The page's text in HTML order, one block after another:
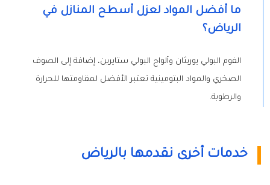
ما أفضل المواد لعزل أسطح المنازل في
الرياض؟
الفوم البولي يوريثان وألواح البولي ستايرين، إضافة إلى الصوف
الصخري والمواد البتومينية تعتبر الأفضل لمقاومتها للحرارة
والرطوبة.
خدمات أخرى نقدمها بالرياض